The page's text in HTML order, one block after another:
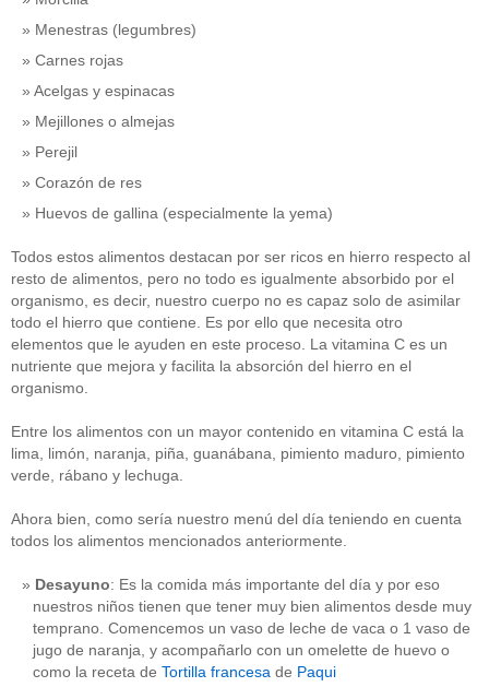
Menestras (legumbres)
Carnes rojas
Acelgas y espinacas
Mejillones o almejas
Perejil
Corazón de res
Huevos de gallina (especialmente la yema)
Todos estos alimentos destacan por ser ricos en hierro respecto al
resto de alimentos, pero no todo es igualmente absorbido por el
organismo, es decir, nuestro cuerpo no es capaz solo de asimilar
todo el hierro que contiene. Es por ello que necesita otro
elementos que le ayuden en este proceso. La vitamina C es un
nutriente que mejora y facilita la absorción del hierro en el
organismo.
Entre los alimentos con un mayor contenido en vitamina C está la
lima, limón, naranja, piña, guanábana, pimiento maduro, pimiento
verde, rábano y lechuga.
Ahora bien, como sería nuestro menú del día teniendo en cuenta
todos los alimentos mencionados anteriormente.
Desayuno: Es la comida más importante del día y por eso
nuestros niños tienen que tener muy bien alimentos desde muy
temprano. Comencemos un vaso de leche de vaca o 1 vaso de
jugo de naranja, y acompañarlo con un omelette de huevo o
como la receta de Tortilla francesa de Paqui